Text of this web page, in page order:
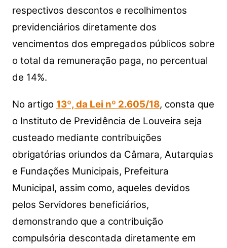
respectivos descontos e recolhimentos
previdenciários diretamente dos
vencimentos dos empregados públicos sobre
o total da remuneração paga, no percentual
de 14%.
No artigo 13º, da Lei nº 2.605/18, consta que
o Instituto de Previdência de Louveira seja
custeado mediante contribuições
obrigatórias oriundos da Câmara, Autarquias
e Fundações Municipais, Prefeitura
Municipal, assim como, aqueles devidos
pelos Servidores beneficiários,
demonstrando que a contribuição
compulsória descontada diretamente em